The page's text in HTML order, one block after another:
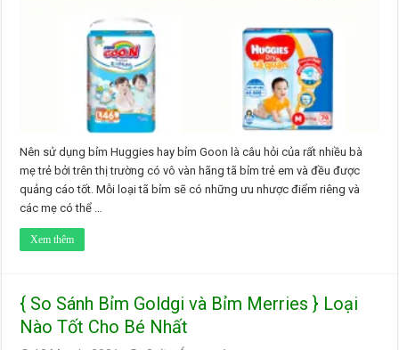
Nên sử dụng bỉm Huggies hay bỉm Goon là câu hỏi của rất nhiều bà
mẹ trẻ bởi trên thị trường có vô vàn hãng tã bỉm trẻ em và đều được
quảng cáo tốt. Mỗi loại tã bỉm sẽ có những ưu nhược điểm riêng và
các mẹ có thể …
Xem thêm
{ So Sánh Bỉm Goldgi và Bỉm Merries } Loại
Nào Tốt Cho Bé Nhất